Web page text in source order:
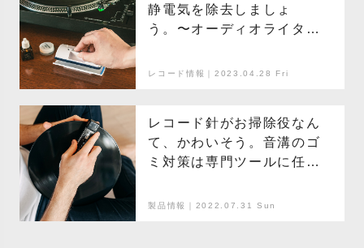
静電気を除去しましょ
う。〜オーディオライター
レコード情報｜2023.04.28 Fri
レコード針がお掃除役なん
て、かわいそう。音溝のゴ
ミ対策は専門ツールに任せ
製品情報｜2022.07.31 Sun